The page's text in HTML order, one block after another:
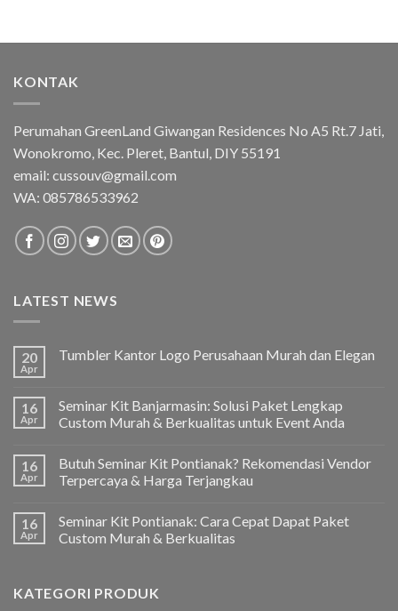
KONTAK
Perumahan GreenLand Giwangan Residences No A5 Rt.7 Jati,
Wonokromo, Kec. Pleret, Bantul, DIY 55191
email: cussouv@gmail.com
WA: 085786533962
LATEST NEWS
20
Apr
Tumbler Kantor Logo Perusahaan Murah dan Elegan
16
Apr
Seminar Kit Banjarmasin: Solusi Paket Lengkap
Custom Murah & Berkualitas untuk Event Anda
16
Apr
Butuh Seminar Kit Pontianak? Rekomendasi Vendor
Terpercaya & Harga Terjangkau
16
Apr
Seminar Kit Pontianak: Cara Cepat Dapat Paket
Custom Murah & Berkualitas
KATEGORI PRODUK